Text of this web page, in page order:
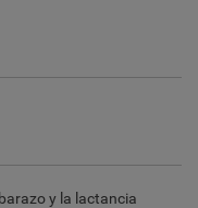
y la lactancia